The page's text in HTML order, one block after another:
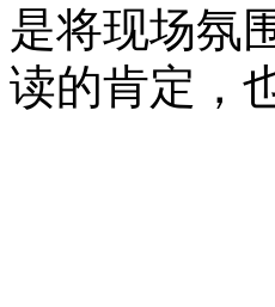
是将现场氛
读的肯定，